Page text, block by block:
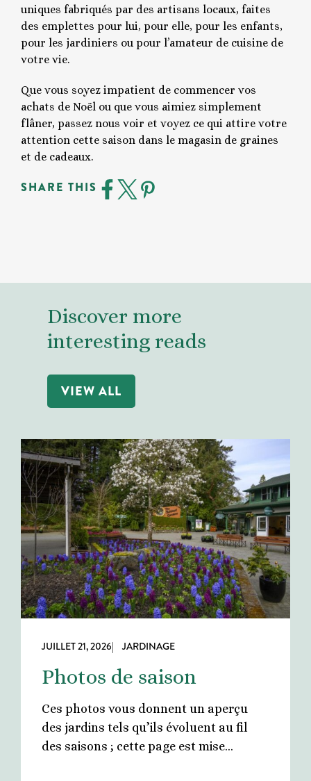
uniques fabriqués par des artisans locaux, faites
des emplettes pour lui, pour elle, pour les enfants,
pour les jardiniers ou pour l’amateur de cuisine de
votre vie.
Que vous soyez impatient de commencer vos
achats de Noël ou que vous aimiez simplement
flâner, passez nous voir et voyez ce qui attire votre
attention cette saison dans le magasin de graines
et de cadeaux.
SHARE THIS
Discover more
interesting reads
VIEW ALL
JUILLET 21, 2026| JARDINAGE
Photos de saison
Ces photos vous donnent un aperçu
des jardins tels qu’ils évoluent au fil
des saisons ; cette page est mise…